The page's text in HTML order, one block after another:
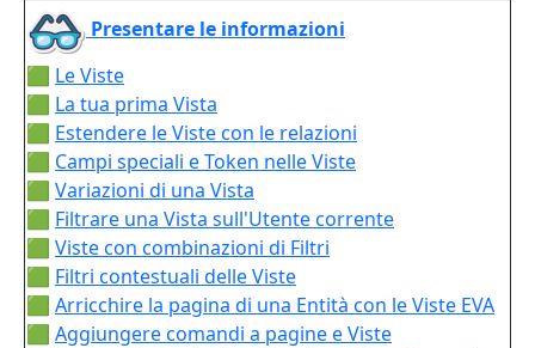
Presentare le informazioni
🟩 Le Viste
🟩 La tua prima Vista
🟩 Estendere le Viste con le relazioni
🟩 Campi speciali e Token nelle Viste
🟩 Variazioni di una Vista
🟩 Filtrare una Vista sull'Utente corrente
🟩 Viste con combinazioni di Filtri
🟩 Filtri contestuali delle Viste
🟩 Arricchire la pagina di una Entità con le Viste EVA
🟩 Aggiungere comandi a pagine e Viste